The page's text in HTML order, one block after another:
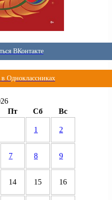
ВКонтакте
в Одноклассниках
Пт Сб Вс
1 2
7 8 9
14 15 16